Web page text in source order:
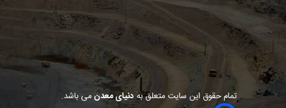
تمام حقوق این سایت متعلق بهدنیای معدنمی باشد.